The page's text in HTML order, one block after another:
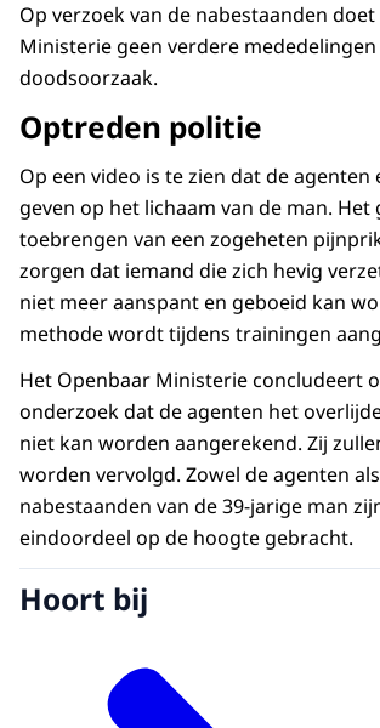
Op verzoek van de nabestaanden
Ministerie geen verdere
doodsoorzaak.
Optreden politie
Op een video is te zien dat de agenten
geven op het lichaam van de man. Het
toebrengen van een zogeheten
zorgen dat iemand die zich hevig
niet meer aanspant en geboeid kan
methode wordt tijdens trainingen
Het Openbaar Ministerie concludeert
onderzoek dat de agenten het
niet kan worden aangerekend. Zij
worden vervolgd. Zowel de agenten
nabestaanden van de 39-jarige man
eindoordeel op de hoogte gebracht.
Hoort bij